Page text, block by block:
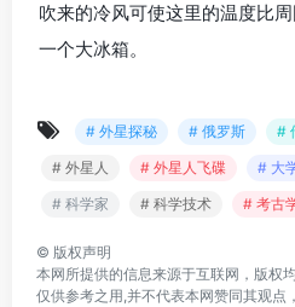
吹来的冷风可使这里的温度比
一个大冰箱。
# 外星探秘 # 俄罗斯 #
# 外星人
# 外星人飞碟 # 大
# 科学家
# 科学技术 # 考古
© 版权声明
本网所提供的信息来源于互联网，版权
仅供参考之用,并不代表本网赞同其观点